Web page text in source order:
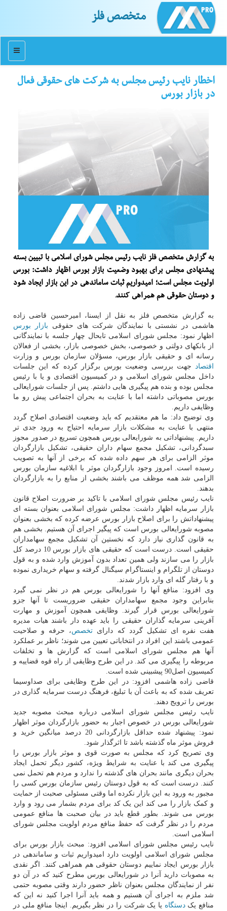
متخصص فلز
منو
اخطار نایب رئیس مجلس به شركت های حقوقی فعال
در بازار بورس
به گزارش متخصص فلز نایب رئیس مجلس شورای اسلامی با تبیین بسته
پیشنهادی مجلس برای بهبود وضعیت بازار بورس اظهار داشت: بورس
اولویت مجلس است؛ امیدواریم ثبات ساماندهی در این بازار ایجاد شود
و دوستان حقوقی هم همراهی كنند.
به گزارش متخصص فلز به نقل از ایسنا، امیرحسین قاضی زاده
هاشمی در نشستی با نمایندگان شرکت های حقوقی بازار
بورس
اظهار نمود: مجلس شورای اسلامی تابحال چهار جلسه با نمایندگانی
از بانکهای دولتی و خصوصی، بخش خصوصی بازار، بخشی از فعالان
رسانه ای و حقیقی بازار بورس، مسؤلان سازمان بورس و وزارت
اقتصاد جهت بررسی وضعیت بورس برگزار کرده که این جلسات
داخل مجلس شورای اسلامی و در کمیسیون اقتصادی و یا با رئیس
مجلس بوده و بنده هم پیگیری هایی داشتم. پس از جلسات شورایعالی
بورس مصوباتی داشته اما با عنایت به بحران اجتماعی پیش رو ما
وظایفی داریم.
وی توضیح داد: ما هم معتقدیم که باید وضعیت اقتصادی اصلاح گردد
منتهی با عنایت به مشکلات بازار سرمایه احتیاج به ورود جدی تر
داریم. پیشنهاداتی به شورایعالی بورس همچون تسریع در صدور مجوز
سبدگردانی، تشکیل مجمع سهام داران حقیقی، تشکیل بازارگردان
موثر الزامی برای هر سهم داده شده که برخی از آنها به تصویب
رسیده است. امروز وجود بازارگردان موثر با ابلاغیه سازمان بورس
الزامی شد همه موظف می باشند بخشی از منابع را به بازارگردان
بدهند.
نایب رئیس مجلس شورای اسلامی با تاکید بر ضرورت اصلاح قانون
بازار سرمایه اظهار داشت: مجلس شورای اسلامی بعنوان بسته ای
پیشنهاداتش را برای اصلاح بازار بورس عرضه کرده که بخشی بعنوان
مصوبه شورایعالی بورس است که پیگیر اجرای آن هستیم. بخشی هم
به قانون گذاری نیاز دارد که نخستین آن تشکیل مجمع سهامداران
حقیقی است. درست است که حقیقی های بازار بورس 10 درصد کل
بازار را می سازند ولی همین تعداد بدون آموزش وارد شده و به قول
دوستان از تلگرام و اینستاگرام سیگنال گرفته و سهام خریداری نموده
و با رفتار گله ای وارد بازار شدند.
وی افزود: منافع آنها را شورایعالی بورس هم در نظر نمی گیرد
بنابراین وجود مجمع سهامداران حقیقی ضروریست تا آنها جزو
شورایعالی بورس قرار گیرند. وظایفی همچون آموزش و مهارت
آفرینی سرمایه گذاران حقیقی را باید عهده دار باشند هیات مدیره
هفت نفره ای تشکیل گردد که دارای تخصص، حرفه و صلاحیت
عمومی باشند این افراد در انتخاباتی تعیین می شوند؛ ناظر بر عملکرد
آنها هم مجلس شورای اسلامی است که گزارش ها و تخلفات
مربوطه را پیگیری می کند. در این طرح وظایفی از راه قوه قضاییه و
کمیسیون اصل90 پیشبینی شده است.
قاضی زاده هاشمی افزود: در این طرح وظایفی برای صداوسیما
تعریف شده که به باعث آن با تبلیغ، فرهنگ درست سرمایه گذاری در
بورس را ترویج دهند.
نایب رئیس مجلس شورای اسلامی درباره مبحث مصوبه جدید
شورایعالی بورس در خصوص اجبار به حضور بازارگردان موثر اظهار
نمود: پیشنهاد شده حداقل بازارگردانی 20 درصد میانگین خرید و
فروش موثر ماه گذشته باشد تا اثرگذار شود.
وی تصریح کرد که مجلس به صورت قوی و موثر بازار بورس را
پیگیری می کند با عنایت به شرایط ویژه، کشور دیگر تحمل ایجاد
بحران دیگری مانند بحران های گذشته را ندارد و مردم هم تحمل نمی
کنند. درست است که به قول دوستان رئیس سازمان بورس کسی را
مجبور به ورود به این بازار نکرده اما وقتی مسئولی صحبت از حمایت
و کمک بازار را می کند این یک کد برای مردم بشمار می رود و وارد
بورس می شوند. بطور قطع باید در بیان صحبت ها منافع عمومی
مردم را در نظر گرفت که حفظ منافع مردم اولویت مجلس شورای
اسلامی است.
نایب رئیس مجلس شورای اسلامی افزود: مبحث بازار بورس برای
مجلس شورای اسلامی اولویت دارد امیدواریم ثبات و ساماندهی در
بازار بورس ایجاد نماییم دوستان حقوقی هم همراهی کنند. اگر نقدی
به مصوبات دارید آنرا در شورایعالی بورس مطرح کنید که در آن دو
نفر از نمایندگان مجلس بعنوان ناظر حضور دارند وقتی مصوبه حتمی
شد ملزم به اجرای آن هستیم و همه باید آنرا اجرا کنید نه این که
منافع یکدستگاه یا یک شرکت را در نظر بگیریم. اینجا منافع ملی در